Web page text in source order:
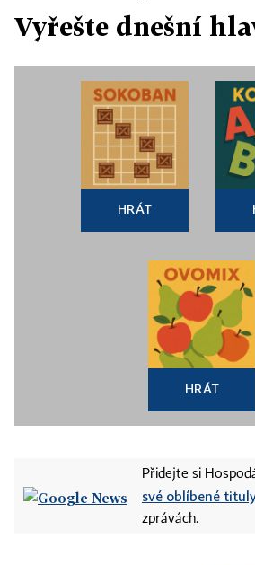
Vyřešte dnešní
HRÁT
HRÁT
Přidejte si
své oblíbené
zprávách.